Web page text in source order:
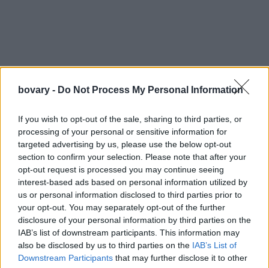
bovary - Do Not Process My Personal Information
If you wish to opt-out of the sale, sharing to third parties, or
processing of your personal or sensitive information for
targeted advertising by us, please use the below opt-out
section to confirm your selection. Please note that after your
opt-out request is processed you may continue seeing
interest-based ads based on personal information utilized by
us or personal information disclosed to third parties prior to
your opt-out. You may separately opt-out of the further
disclosure of your personal information by third parties on the
IAB’s list of downstream participants. This information may
also be disclosed by us to third parties on the IAB’s List of
Downstream Participants that may further disclose it to other
Η Αμάντα χάραξε στη βέρα του συζύγου της την φράση
τους! Κάθε φορά που ο σύζυγός της θα βγάζει την βέρα του, η
φράση θα... φωνάζει να την βάλει πίσω.
Ο Νταν δηλώνει ότι η σχέση με την σύντροφό του είναι γεμάτη
έρωτα, γέλιο και πειράγματα και παραδέχεται ότι δεν είχε ιδέα
για την φράση που η σύζυγός του είχε χαράξει στη βέρα του.
Την αποκάλυψη για το μήνυμα που ήταν χαραγμένο στη βέρα
έκανε ένας φίλους του Νταν που μοιράστηκε την φωτογραφία
πριν από λίγες ημέρες στο Ιmgur (εκεί θα βρεις φωτογραφίες
έχουν γίνει viral) και δήλωσε: «Εχουν έναν γάμο που έχει
χιούμορ». Το ζευγάρι είναι παντρεμένο πέντε χρόνια και έχει